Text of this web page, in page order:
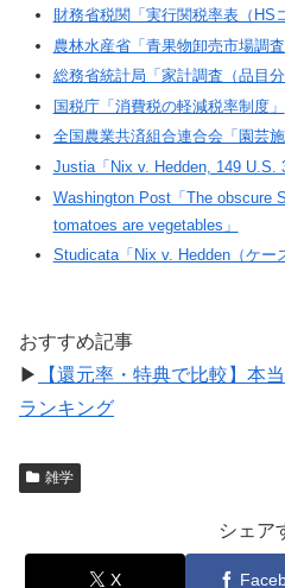
財務省税関「実行関税率表（HS
農林水産省「青果物卸売市場調査
総務省統計局「家計調査（品目分
国税庁「消費税の軽減税率制度」
全国農業共済組合連合会「園芸施
Justia「Nix v. Hedden, 149 U.S.
Washington Post「The obscure
tomatoes are vegetables」
Studicata「Nix v. Hedden（ケー
おすすめ記事
▶
【還元率・特典で比較】本
ランキング
雑学
シェア
X